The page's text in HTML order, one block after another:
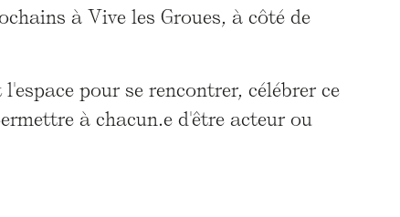
à Vive les Groues, à côté de
pour se rencontrer, célébrer ce
à chacun.e d'être acteur ou